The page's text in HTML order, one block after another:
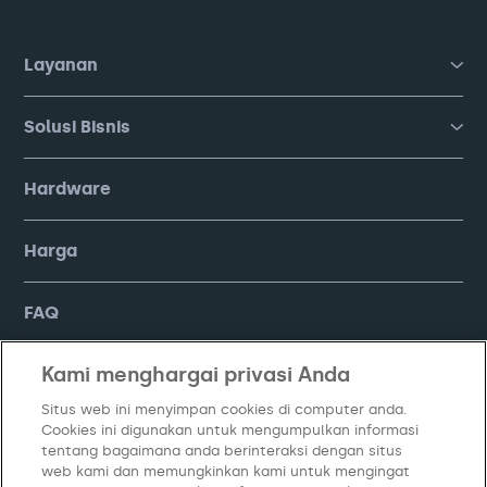
Layanan
Solusi Bisnis
Hardware
Harga
FAQ
Company
Kami menghargai privasi Anda
Situs web ini menyimpan cookies di computer anda.
Cookies ini digunakan untuk mengumpulkan informasi
tentang bagaimana anda berinteraksi dengan situs
web kami dan memungkinkan kami untuk mengingat